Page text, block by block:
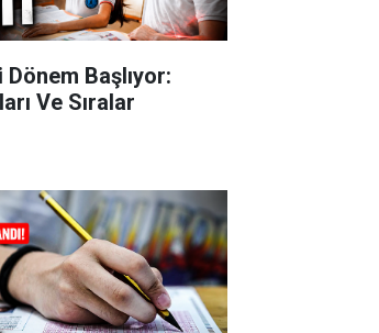
Başlıyor:
Ve Sıralar